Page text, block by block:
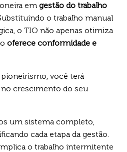
em gestão do trabalho
o trabalho manual
o TIO não apenas otimiza
oferece conformidade e
você terá
crescimento do seu
um sistema completo,
cada etapa da gestão.
o trabalho intermitente